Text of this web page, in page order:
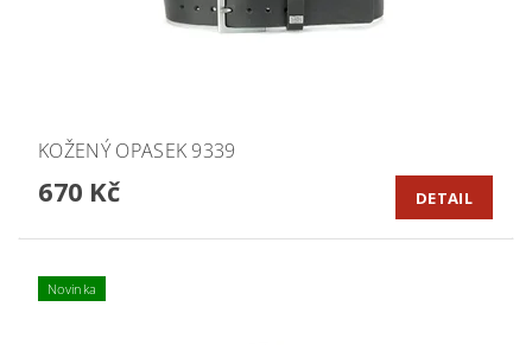
KOŽENÝ OPASEK 9339
670 Kč DETAIL
Novinka